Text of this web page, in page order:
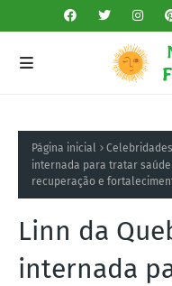
Página inicial Celebridades
internada para tratar
recuperação e
Linn da
internada